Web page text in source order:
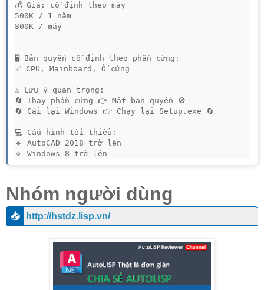
💰 Giá: cố định theo máy
500K / 1 năm
800K / máy
🖥 Bản quyền cố định theo phần cứng:
✅ CPU, Mainboard, Ổ cứng
⚠ Lưu ý quan trọng:
🔄 Thay phần cứng 👉 Mất bản quyền 🚫
🔄 Cài lại Windows 👉 Chạy lại Setup.exe 🔄
💻 Cấu hình tối thiểu:
🔹 AutoCAD 2018 trở lên
🔹 Windows 8 trở lên
Nhóm người dùng
📥 http://hstdz.lisp.vn/